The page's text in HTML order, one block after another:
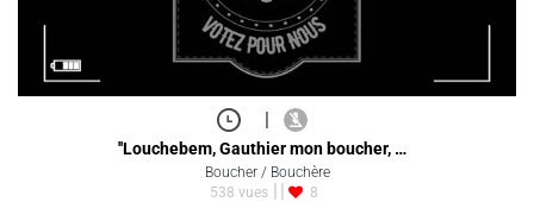
|
''Louchebem, Gauthier mon boucher, …
Boucher / Bouchère
538 vues
8